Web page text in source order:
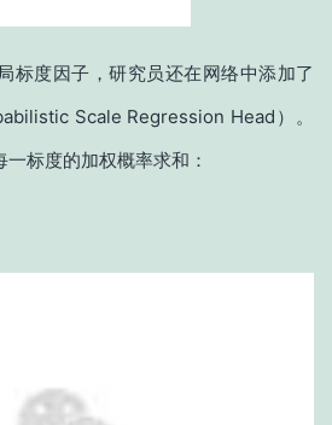
标度因子，研究员还在网络中添加了
Scale Regression Head）。
标度的加权概率求和：